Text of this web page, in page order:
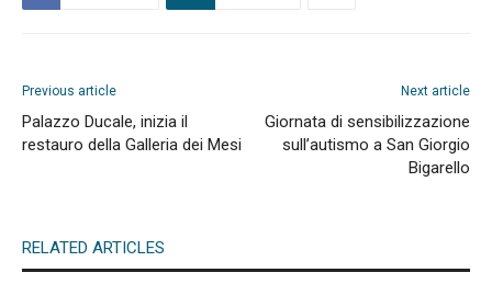
Previous article
Palazzo Ducale, inizia il
restauro della Galleria dei Mesi
Next article
Giornata di sensibilizzazione
sull’autismo a San Giorgio
Bigarello
RELATED ARTICLES